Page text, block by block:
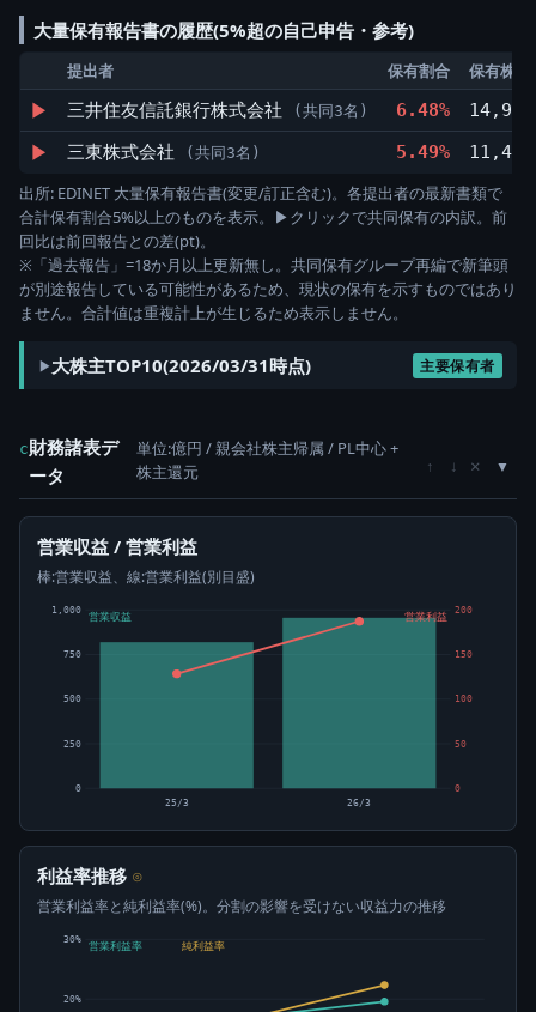
大量保有報告書の履歴(5%超の自己申告・参考)
提出者 保有割合 保有株数
▶ 三井住友信託銀行株式会社 (共同3名) 6.48%
▶ 三東株式会社 (共同3名) 5.49%
出所: EDINET 大量保有報告書(変更/訂正含む)。各提出者の最新書類で
合計保有割合5%以上のものを表示。▶クリックで共同保有の内訳。前
回比は前回報告との差(pt)。
※「過去報告」=18か月以上更新無し。共同保有グループ再編で新筆頭
が別途報告している可能性があるため、現状の保有を示すものではあり
ません。合計値は重複計上が生じるため表示しません。
大株主TOP10(2026/03/31時点) 主要保有者
c財務諸表デ
ータ
単位:億円 / 親会社株主帰属 / PL中心 +
株主還元
↑ ↓ ×
営業収益 / 営業利益
棒:営業収益、線:営業利益(別目盛)
0
250
500
750
1,000
0
50
100
150
200
25/3 26/3
営業収益 営業利益
利益率推移 ⊙
営業利益率と純利益率(%)。分割の影響を受けない収益力の推移
20%
30%
営業利益率 純利益率